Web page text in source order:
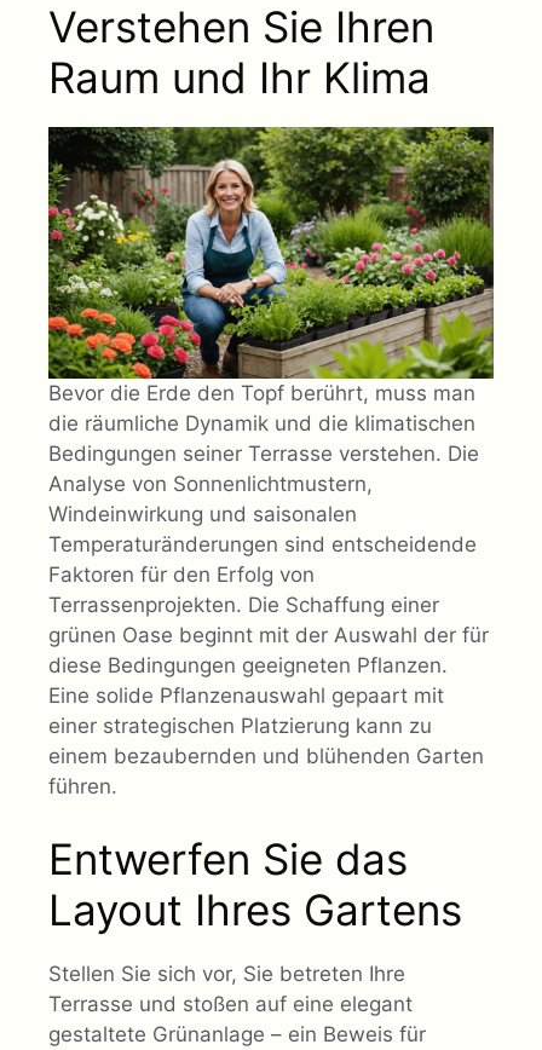
Verstehen Sie Ihren
Raum und Ihr Klima
Bevor die Erde den Topf berührt, muss man
die räumliche Dynamik und die klimatischen
Bedingungen seiner Terrasse verstehen. Die
Analyse von Sonnenlichtmustern,
Windeinwirkung und saisonalen
Temperaturänderungen sind entscheidende
Faktoren für den Erfolg von
Terrassenprojekten. Die Schaffung einer
grünen Oase beginnt mit der Auswahl der für
diese Bedingungen geeigneten Pflanzen.
Eine solide Pflanzenauswahl gepaart mit
einer strategischen Platzierung kann zu
einem bezaubernden und blühenden Garten
führen.
Entwerfen Sie das
Layout Ihres Gartens
Stellen Sie sich vor, Sie betreten Ihre
Terrasse und stoßen auf eine elegant
gestaltete Grünanlage – ein Beweis für